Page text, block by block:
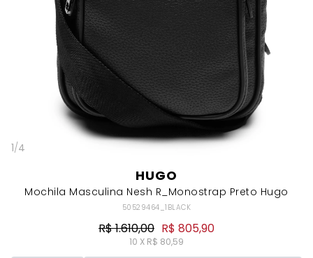
1/4
HUGO
Mochila Masculina Nesh R_Monostrap Preto Hugo
50529464_1BLACK
R$ 1.610,00 R$ 805,90
10 X R$ 80,59